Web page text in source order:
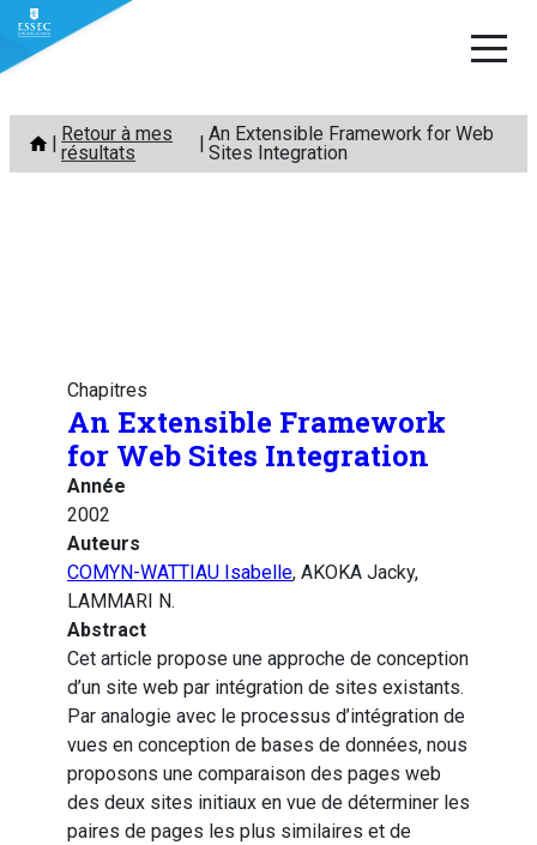
Aller
contenu
Retour à mes
résultats
An Extensible Framework for Web
Sites Integration
Chapitres
An Extensible Framework
for Web Sites Integration
Année
2002
Auteurs
COMYN-WATTIAU Isabelle, AKOKA Jacky,
LAMMARI N.
Abstract
Cet article propose une approche de conception
d’un site web par intégration de sites existants.
Par analogie avec le processus d’intégration de
vues en conception de bases de données, nous
proposons une comparaison des pages web
des deux sites initiaux en vue de déterminer les
paires de pages les plus similaires et de